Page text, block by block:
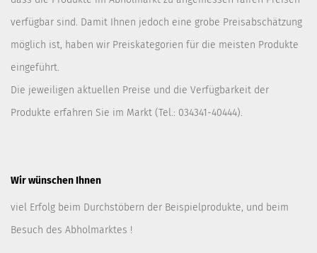
verfügbar sind. Damit Ihnen jedoch eine grobe Preisabschätzung
möglich ist, haben wir Preiskategorien für die meisten Produkte
eingeführt.
Die jeweiligen aktuellen Preise und die Verfügbarkeit der
Produkte erfahren Sie im Markt (Tel.: 034341-40444).
Wir wünschen Ihnen
viel Erfolg beim Durchstöbern der Beispielprodukte, und beim
Besuch des Abholmarktes !